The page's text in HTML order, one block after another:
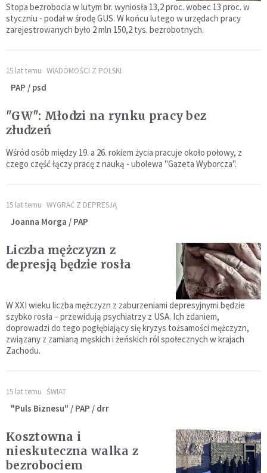
Stopa bezrobocia w lutym br. wyniosła 13,2 proc. wobec 13 proc. w
styczniu - podał w środę GUS. W końcu lutego w urzędach pracy
zarejestrowanych było 2 mln 150,2 tys. bezrobotnych.
15 lat temu WIADOMOŚCI Z POLSKI
PAP / psd
"GW": Młodzi na rynku pracy bez
złudzeń
Wśród osób między 19. a 26. rokiem życia pracuje około połowy, z
czego część łączy pracę z nauką - ubolewa "Gazeta Wyborcza".
15 lat temu WYGRAĆ Z DEPRESJĄ
Joanna Morga / PAP
Liczba mężczyzn z
depresją będzie rosła
W XXI wieku liczba mężczyzn z zaburzeniami depresyjnymi będzie
szybko rosła – przewidują psychiatrzy z USA. Ich zdaniem,
doprowadzi do tego pogłębiający się kryzys tożsamości mężczyzn,
związany z zamianą męskich i żeńskich ról społecznych w krajach
Zachodu.
15 lat temu ŚWIAT
"Puls Biznesu" / PAP / drr
Kosztowna i
nieskuteczna walka z
bezrobociem